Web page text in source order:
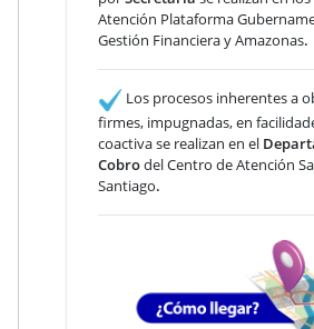
Atención Plataforma
Gestión Financiera y Amazonas.
Los procesos inherentes a
firmes, impugnadas, en
coactiva se realizan en el
Cobrodel Centro de Atención
Santiago.